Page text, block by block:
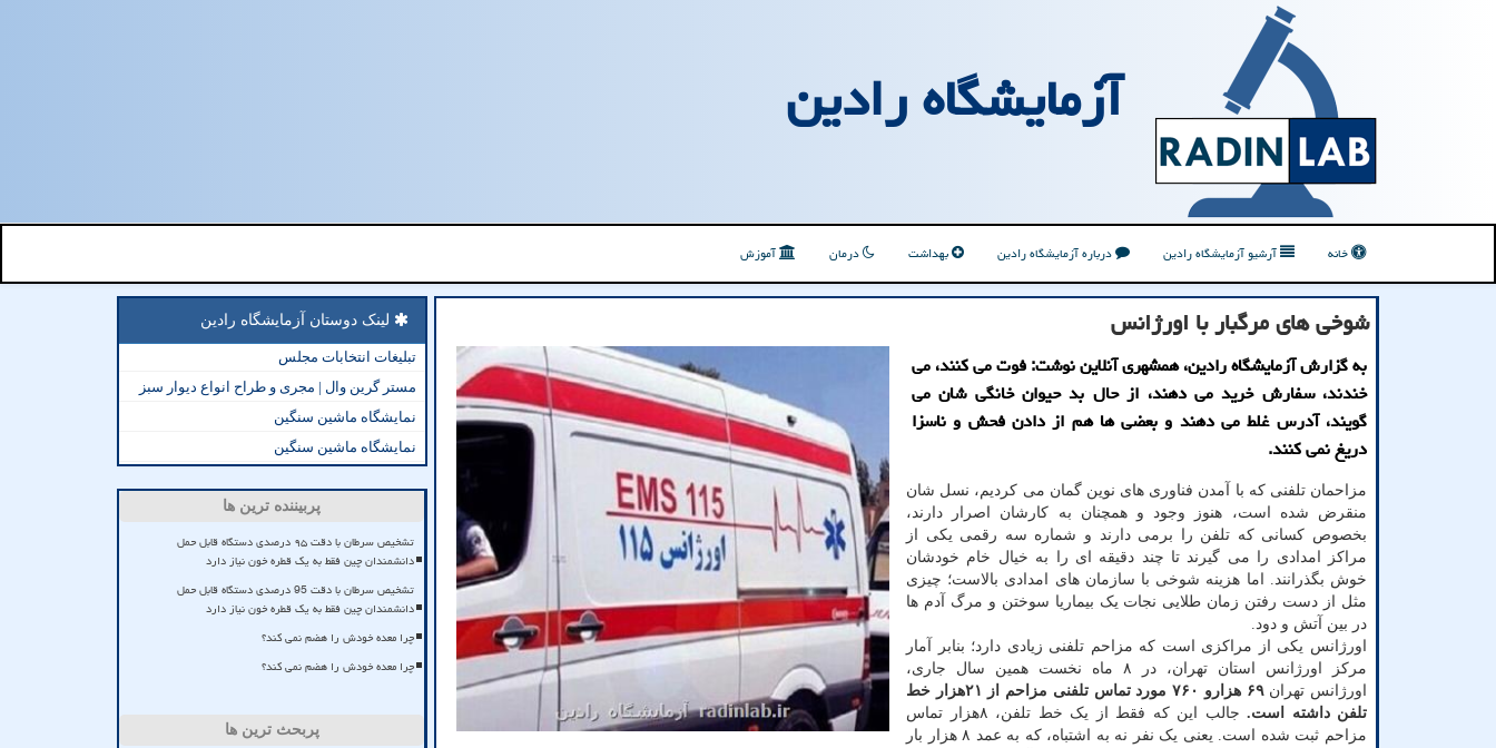
آزمایشگاه رادین
خانه آرشیو آزمایشگاه رادین درباره آزمایشگاه رادین بهداشت درمان آموزش
شوخی های مرگبار با اورژانس
به گزارش آزمایشگاه رادین، همشهری آنلاین نوشت: فوت می کنند، می
خندند، سفارش خرید می دهند، از حال بد حیوان خانگی شان می
گویند، آدرس غلط می دهند و بعضی ها هم از دادن فحش و ناسزا
دریغ نمی کنند.
مزاحمان تلفنی که با آمدن فناوری های نوین گمان می کردیم، نسل شان
منقرض شده است، هنوز وجود و همچنان به کارشان اصرار دارند،
بخصوص کسانی که تلفن را برمی دارند و شماره سه رقمی یکی از
مراکز امدادی را می گیرند تا چند دقیقه ای را به خیال خام خودشان
خوش بگذرانند. اما هزینه شوخی با سازمان های امدادی بالاست؛ چیزی
مثل از دست رفتن زمان طلایی نجات یک بیماریا سوختن و مرگ آدم ها
در بین آتش و دود.
اورژانس یکی از مراکزی است که مزاحم تلفنی زیادی دارد؛ بنابر آمار
مرکز اورژانس استان تهران، در ۸ ماه نخست همین سال جاری،
اورژانس تهران
۶۹ هزارو ۷۶۰ مورد تماس تلفنی مزاحم از ۲۱هزار خط
تلفن داشته است.
جالب این که فقط از یک خط تلفن، ۸هزار تماس
مزاحم ثبت شده است. یعنی یک نفر نه به اشتباه، که به عمد ۸ هزار بار
لینک دوستان آزمایشگاه رادین
تبلیغات انتخابات مجلس
مستر گرین وال | مجری و طراح انواع دیوار سبز
نمایشگاه ماشین سنگین
نمایشگاه ماشین سنگین
پربیننده ترین ها
تشخیص سرطان با دقت ۹۵ درصدی دستگاه قابل حمل
دانشمندان چین فقط به یک قطره خون نیاز دارد
تشخیص سرطان با دقت 95 درصدی دستگاه قابل حمل
دانشمندان چین فقط به یک قطره خون نیاز دارد
چرا معده خودش را هضم نمی کند؟
چرا معده خودش را هضم نمی کند؟
پربحث ترین ها